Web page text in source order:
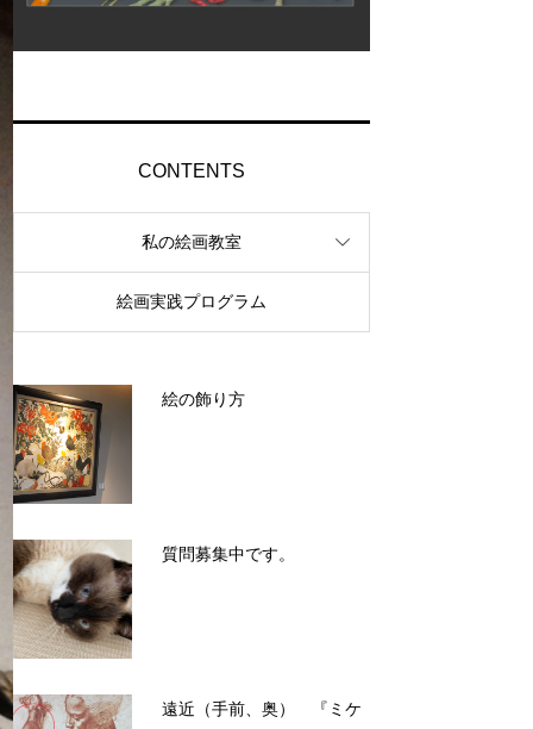
CONTENTS
私の絵画教室
絵画実践プログラム
絵の飾り方
質問募集中です。
遠近（手前、奥） 『ミケ